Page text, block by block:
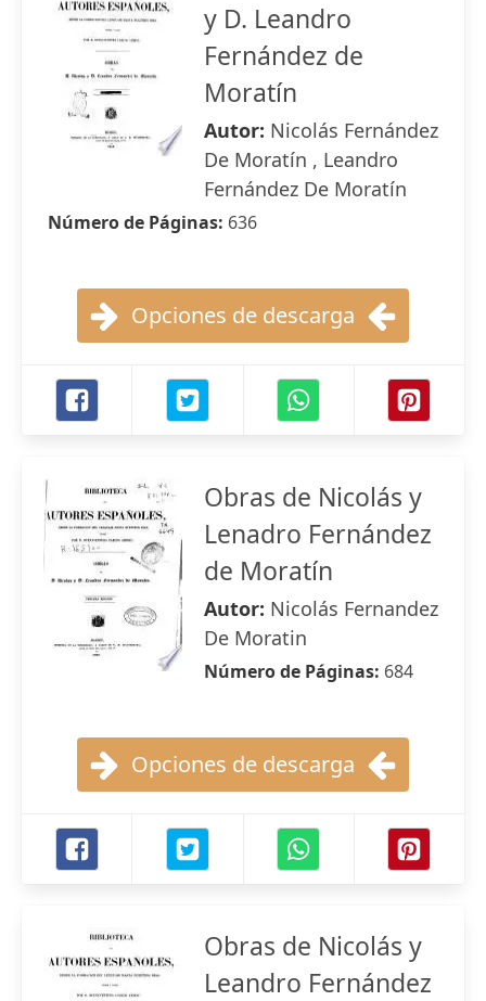
y D. Leandro
Fernández de
Moratín
Autor: Nicolás Fernández
De Moratín , Leandro
Fernández De Moratín
Número de Páginas: 636
Opciones de descarga
Obras de Nicolás y
Lenadro Fernández
de Moratín
Autor: Nicolás Fernandez
De Moratin
Número de Páginas: 684
Opciones de descarga
Obras de Nicolás y
Leandro Fernández